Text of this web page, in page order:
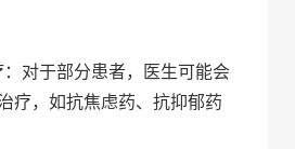
：对于部分患者，医生可能会
疗，如抗焦虑药、抗抑郁药